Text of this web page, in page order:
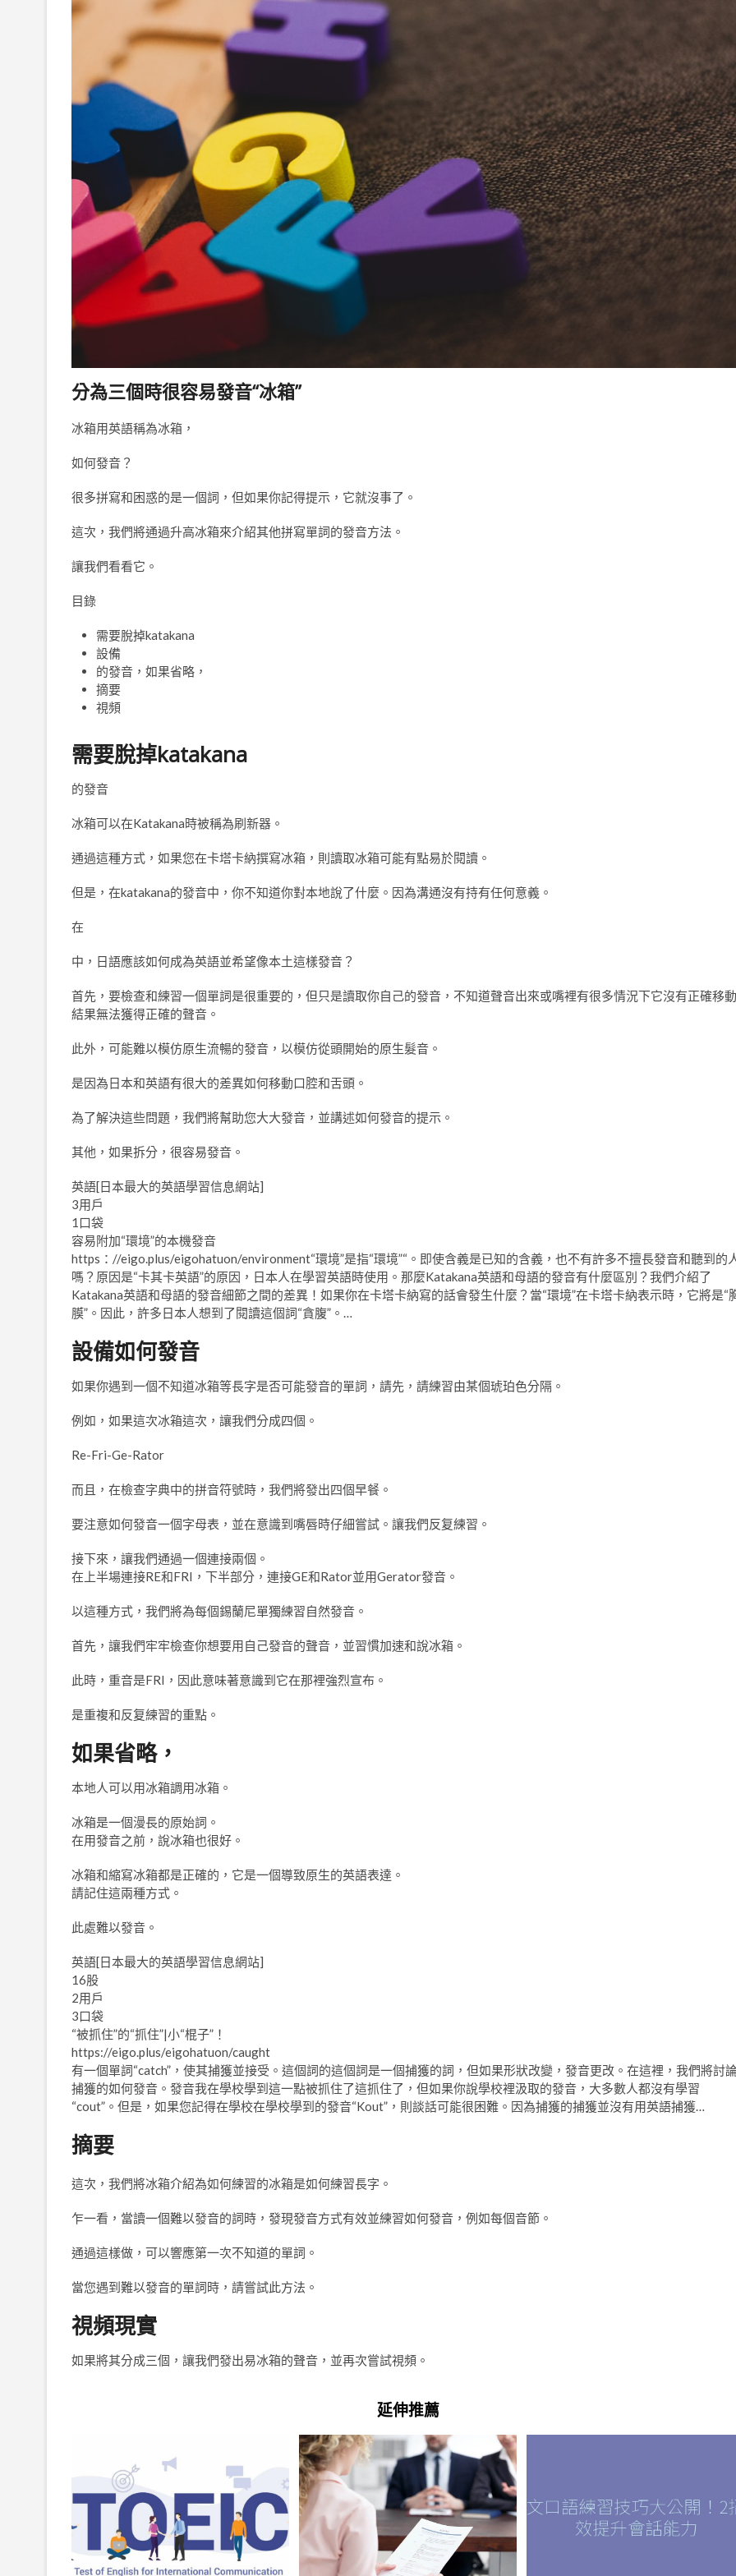
分為三個時很容易發音“冰箱”
冰箱用英語稱為冰箱，
如何發音？
很多拼寫和困惑的是一個詞，但如果你記得提示，它就沒事了。
這次，我們將通過升高冰箱來介紹其他拼寫單詞的發音方法。
讓我們看看它。
目錄
需要脫掉katakana
設備
的發音，如果省略，
摘要
視頻
需要脫掉katakana
的發音
冰箱可以在Katakana時被稱為刷新器。
通過這種方式，如果您在卡塔卡納撰寫冰箱，則讀取冰箱可能有點易於閱讀。
但是，在katakana的發音中，你不知道你對本地說了什麼。因為溝通沒有持有任何意義。
在
中，日語應該如何成為英語並希望像本土這樣發音？
首先，要檢查和練習一個單詞是很重要的，但只是讀取你自己的發音，不知道聲音出來或嘴裡有很多情況下它沒有正確移動
結果無法獲得正確的聲音。
此外，可能難以模仿原生流暢的發音，以模仿從頭開始的原生髮音。
是因為日本和英語有很大的差異如何移動口腔和舌頭。
為了解決這些問題，我們將幫助您大大發音，並講述如何發音的提示。
其他，如果拆分，很容易發音。
英語[日本最大的英語學習信息網站]
3用戶
1口袋
容易附加“環境”的本機發音
https：//eigo.plus/eigohatuon/environment“環境”是指“環境”“。即使含義是已知的含義，也不有許多不擅長發音和聽到的
嗎？原因是“卡其卡英語”的原因，日本人在學習英語時使用。那麼Katakana英語和母語的發音有什麼區別？我們介紹了
Katakana英語和母語的發音細節之間的差異！如果你在卡塔卡納寫的話會發生什麼？當“環境”在卡塔卡納表示時，它將是“
膜”。因此，許多日本人想到了閱讀這個詞“貪腹”。…
設備如何發音
如果你遇到一個不知道冰箱等長字是否可能發音的單詞，請先，請練習由某個琥珀色分隔。
例如，如果這次冰箱這次，讓我們分成四個。
Re-Fri-Ge-Rator
而且，在檢查字典中的拼音符號時，我們將發出四個早餐。
要注意如何發音一個字母表，並在意識到嘴唇時仔細嘗試。讓我們反复練習。
接下來，讓我們通過一個連接兩個。
在上半場連接RE和FRI，下半部分，連接GE和Rator並用Gerator發音。
以這種方式，我們將為每個錫蘭尼單獨練習自然發音。
首先，讓我們牢牢檢查你想要用自己發音的聲音，並習慣加速和說冰箱。
此時，重音是FRI，因此意味著意識到它在那裡強烈宣布。
是重複和反复練習的重點。
如果省略，
本地人可以用冰箱調用冰箱。
冰箱是一個漫長的原始詞。
在用發音之前，說冰箱也很好。
冰箱和縮寫冰箱都是正確的，它是一個導致原生的英語表達。
請記住這兩種方式。
此處難以發音。
英語[日本最大的英語學習信息網站]
16股
2用戶
3口袋
“被抓住”的“抓住”|小“棍子”！
https://eigo.plus/eigohatuon/caught
有一個單詞“catch”，使其捕獲並接受。這個詞的這個詞是一個捕獲的詞，但如果形狀改變，發音更改。在這裡，我們將討
捕獲的如何發音。發音我在學校學到這一點被抓住了這抓住了，但如果你說學校裡汲取的發音，大多數人都沒有學習
“cout”。但是，如果您記得在學校在學校學到的發音“Kout”，則談話可能很困難。因為捕獲的捕獲並沒有用英語捕獲…
摘要
這次，我們將冰箱介紹為如何練習的冰箱是如何練習長字。
乍一看，當讀一個難以發音的詞時，發現發音方式有效並練習如何發音，例如每個音節。
通過這樣做，可以響應第一次不知道的單詞。
當您遇到難以發音的單詞時，請嘗試此方法。
視頻現實
如果將其分成三個，讓我們發出易冰箱的聲音，並再次嘗試視頻。
延伸推薦